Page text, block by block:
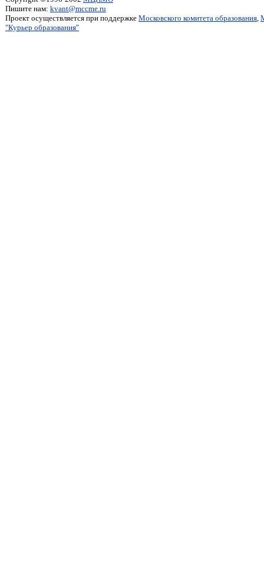
Пишите нам: kvant@mccme.ru
Проект осуществляется при поддержке Московского комитета образования,
"Курьер образования"